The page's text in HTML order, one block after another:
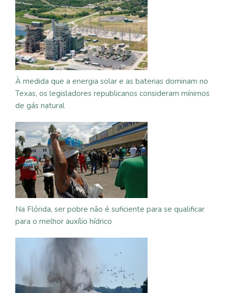
À medida que a energia solar e as baterias dominam no
Texas, os legisladores republicanos consideram mínimos
de gás natural
Na Flórida, ser pobre não é suficiente para se qualificar
para o melhor auxílio hídrico